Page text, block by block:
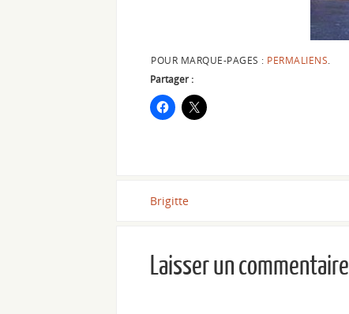
POUR MARQUE-PAGES : PERMALIENS
Partager :
Brigitte
Laisser un commentaire